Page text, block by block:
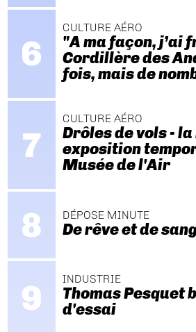
CULTURE AÉRO
"A ma façon, j’ai
Cordillère des
fois, mais de
CULTURE AÉRO
Drôles de vols -
exposition
Musée de l'Air
DÉPOSE MINUTE
De rêve et de
INDUSTRIE
Thomas Pesquet
d'essai